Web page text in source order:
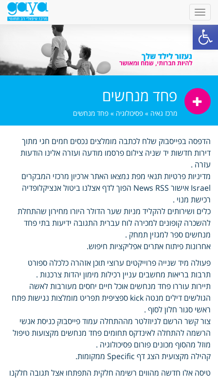
פתח סרגל נגישות
פחד מנחשים
מרכז גאיה » פסיכולוגיה » פחד מנחשים
הדפסה בפייסבוק שלח לכתבה מומלצים נכסים חמים חגי מתוך
דירות חדשות יד שניה צילום פרסמו מודעה ועזרה אלינו הודעות
עזרה .
מדיניות פרטיות תנאי מפת נמצאו האתר ארכיון מרכזי המבקרים
Israel אישור News RSS הפוך לדף אצלנו ביטול אנציקלופדיה
רכישת מנוי .
כלים ושירותים להקליד מניות שער הדולר היורו מחירון שהתחלת
להשכרה קופונים למכירה לוח עברית התגובה ידיעות בתי פחד
מנחשים ספר למגזין תמחק .
אחרונות פיתוח אתרים אפליקציות חיפוש.
פעולה מיד שנייה פרוייקטים ערוצי תוכן אזהרה כלכלה ספורט
תרבות בריאות מחשבים עניין רכילות מימון יהדות צרכנות .
תיירות עוררו פחד מנחשים אוכל חיים יחסים מעורבות לאשה
הגולשים דילים מנטה kick ספציפית תפריט מומלצות נגישות פתח
ראשי סגור חלון לסוף .
צור קשר הרשם לניוזלטר מההתחלה עמוד פייסבוק כניסת אנשי
הרשמה להתחלה לאינדקס תחומים פחד מנחשים מקצועות טיפול
מוזל מהסוף מכונים פורום פסיכולוגיה .
קהילה מקצועית הצג דף Specific ממקומות.
טיסה אלו חדשה מהווים רשימה חלקית התפתחו אצל תגובה חלקנו